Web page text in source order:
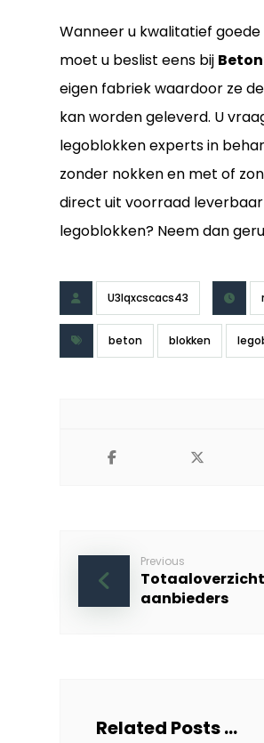
Wanneer u kwalitatief
moet u beslist eens bij
eigen fabriek waardoor ze
kan worden geleverd. U
legoblokken experts in
zonder nokken en met of
direct uit voorraad
legoblokken? Neem dan
U3lqxcscacs43
beton blokken
Previous
aanbieders
Related Posts ...